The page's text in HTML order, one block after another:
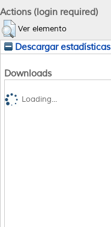
Actions (login required)
Ver elemento
Descargar estadísticas
Downloads
Loading...